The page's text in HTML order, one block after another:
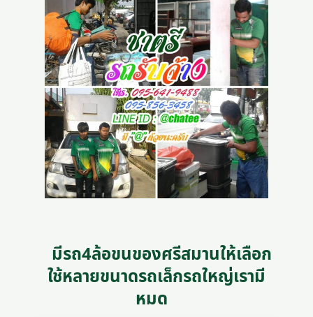
มีรถ4ล้อขนของศรีสมานให้เลือก
ใช้หลายขนาดรถเล็กรถใหญ่เรามี
หมด